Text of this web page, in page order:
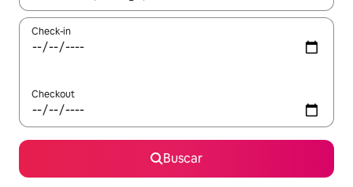
Check-in
Checkout
Buscar